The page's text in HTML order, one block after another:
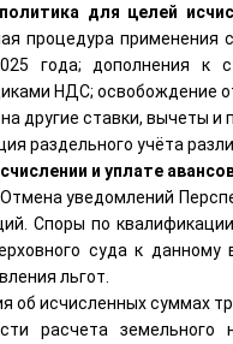
для целей
процедура применения
года; дополнения к
НДС; освобождение
другие ставки, вычеты и
раздельного учёта
и уплате
уведомлений
Споры по
суда к данному
льгот.
об исчисленных суммах
расчета земельного